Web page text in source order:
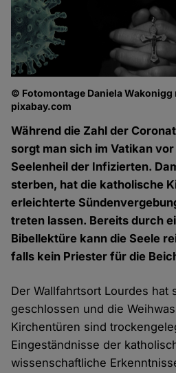
© Fotomontage Daniela Wakonigg
pixabay.com
Während die Zahl der
sorgt man sich im Vatikan
Seelenheil der Infizierten.
sterben, hat die katholische
erleichterte
treten lassen. Bereits durch
Bibellektüre kann die Seele
falls kein Priester für die
Der Wallfahrtsort Lourdes hat
geschlossen und die
Kirchentüren sind
Eingeständnisse der
wissenschaftliche